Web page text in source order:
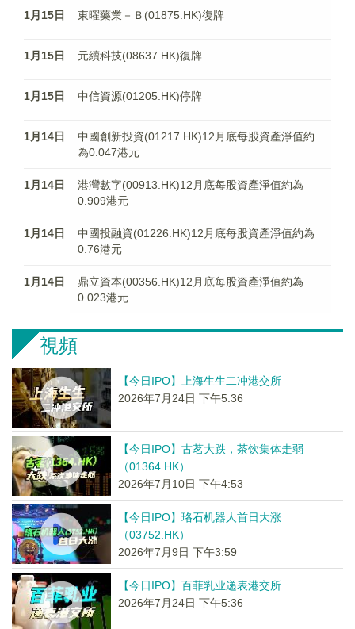
1月15日 東曜藥業－Ｂ(01875.HK)復牌
1月15日 元續科技(08637.HK)復牌
1月15日 中信資源(01205.HK)停牌
1月14日
中國創新投資(01217.HK)12月底每股資產淨值約
為0.047港元
1月14日
港灣數字(00913.HK)12月底每股資產淨值約為
0.909港元
1月14日
中國投融資(01226.HK)12月底每股資產淨值約為
0.76港元
1月14日
鼎立資本(00356.HK)12月底每股資產淨值約為
0.023港元
視頻
【今日IPO】上海生生二冲港交所
2026年7月24日 下午5:36
【今日IPO】古茗大跌，茶饮集体走弱
（01364.HK）
2026年7月10日 下午4:53
【今日IPO】珞石机器人首日大涨
（03752.HK）
2026年7月9日 下午3:59
【今日IPO】百菲乳业递表港交所
2026年7月24日 下午5:36